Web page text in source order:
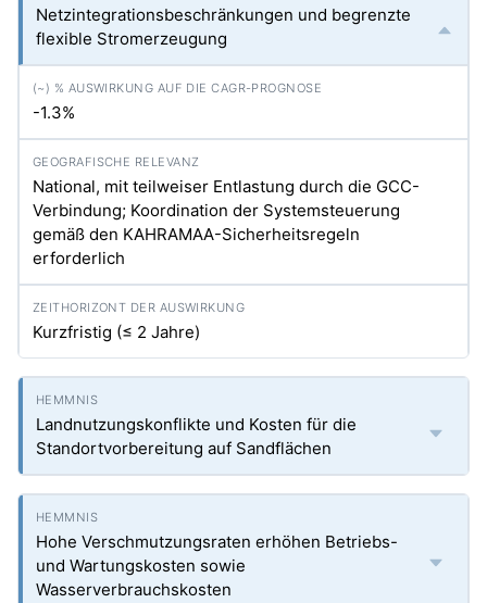
Netzintegrationsbeschränkungen und begrenzte
flexible Stromerzeugung
-1.3%
National, mit teilweiser Entlastung durch die GCC-
Verbindung; Koordination der Systemsteuerung
gemäß den KAHRAMAA-Sicherheitsregeln
erforderlich
Kurzfristig (≤ 2 Jahre)
Landnutzungskonflikte und Kosten für die
Standortvorbereitung auf Sandflächen
Hohe Verschmutzungsraten erhöhen Betriebs-
und Wartungskosten sowie
Wasserverbrauchskosten